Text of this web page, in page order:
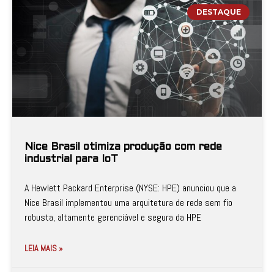
DESTAQUE
Nice Brasil otimiza produção com rede
industrial para IoT
A Hewlett Packard Enterprise (NYSE: HPE) anunciou que a
Nice Brasil implementou uma arquitetura de rede sem fio
robusta, altamente gerenciável e segura da HPE
LEIA MAIS »